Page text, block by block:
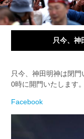
只今、神
只今、神田明神は閉門
0時に開門いたします。
Facebook